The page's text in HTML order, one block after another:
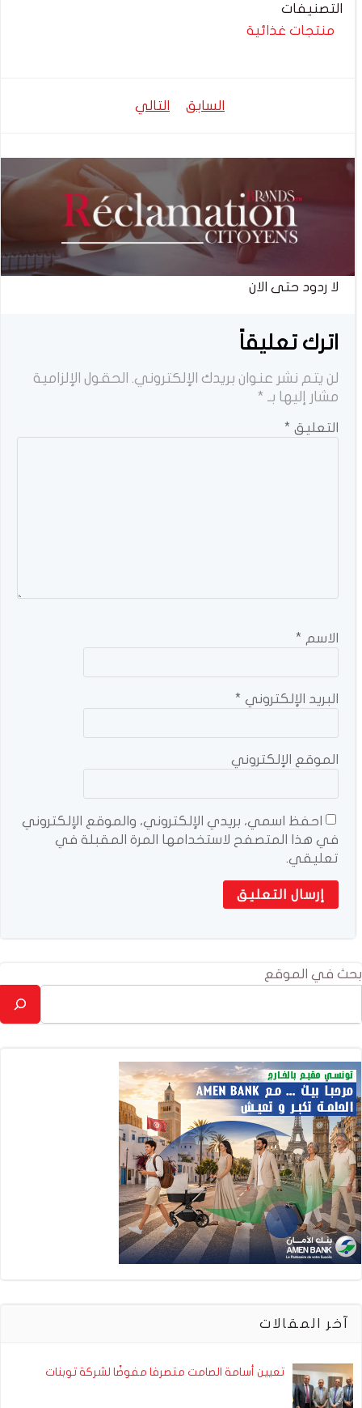
التصنيفات
منتجات غذائية
السابق
تصفّح
التالي
لا ردود حتى الان
اترك تعليقاً
لن يتم نشر عنوان بريدك الإلكتروني. الحقول الإلزامية
مشار إليها بـ *
التعليق *
الاسم *
البريد الإلكتروني *
الموقع الإلكتروني
احفظ اسمي، بريدي الإلكتروني، والموقع الإلكتروني
في هذا المتصفح لاستخدامها المرة المقبلة في
تعليقي.
بحث في الموقع
آخر المقالات
تعيين أسامة الصامت متصرفا مفوضًا لشركة توبنات